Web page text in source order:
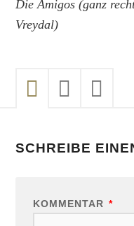
Die Amigos (ganz
Vreydal)
SCHREIBE
KOMMENTAR *